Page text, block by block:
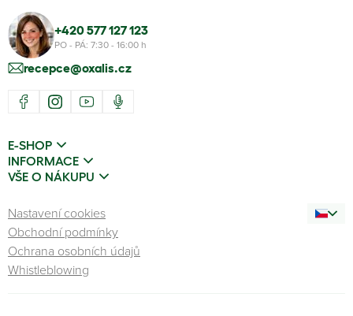
+420 577 127 123
PO - PÁ: 7:30 - 16:00 h
recepce@oxalis.cz
E-SHOP
INFORMACE
VŠE O NÁKUPU
Nastavení cookies
Obchodní podmínky
Ochrana osobních údajů
Whistleblowing